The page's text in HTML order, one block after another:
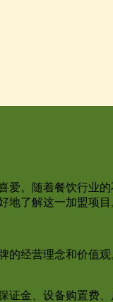
爱。随着餐饮行业
地了解这一加盟项目
经营理念和价值
金、设备购置费